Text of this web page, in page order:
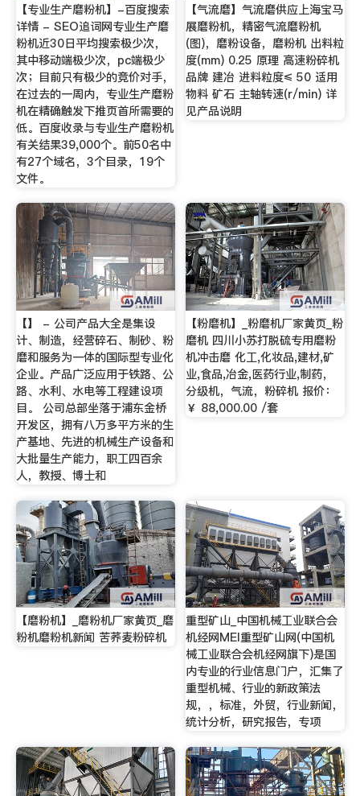
【专业生产磨粉机】-百度搜索
详情 - SEO追词网专业生产磨
粉机近30日平均搜索极少次，
其中移动端极少次，pc端极少
次；目前只有极少的竞价对手，
在过去的一周内，专业生产磨粉
机在精确触发下推页首所需要的
低。百度收录与专业生产磨粉机
有关结果39,000个。前50名中
有27个域名，3个目录，19个
文件。
【气流磨】气流磨供应上海宝马
展磨粉机，精密气流磨粉机
(图)，磨粉设备，磨粉机 出料粒
度(mm) 0.25 原理 高速粉碎机
品牌 建冶 进料粒度≤ 50 适用
物料 矿石 主轴转速(r/min) 详
见产品说明
【】 - 公司产品大全是集设
计、制造，经营碎石、制砂、粉
磨和服务为一体的国际型专业化
企业。产品广泛应用于铁路、公
路、水利、水电等工程建设项
目。 公司总部坐落于浦东金桥
开发区，拥有八万多平方米的生
产基地、先进的机械生产设备和
大批量生产能力，职工四百余
人，教授、博士和
【粉磨机】_粉磨机厂家黄页_粉
磨机 四川小苏打脱硫专用磨粉
机冲击磨 化工,化妆品,建材,矿
业,食品,冶金,医药行业,制药，
分级机，气流，粉碎机 报价：
￥ 88,000.00 /套
【磨粉机】_磨粉机厂家黄页_磨
粉机磨粉机新闻 苦荞麦粉碎机
重型矿山_中国机械工业联合会
机经网MEI重型矿山网(中国机
械工业联合会机经网旗下)是国
内专业的行业信息门户，汇集了
重型机械、行业的新政策法
规，，标准，外贸，行业新闻，
统计分析，研究报告，专项